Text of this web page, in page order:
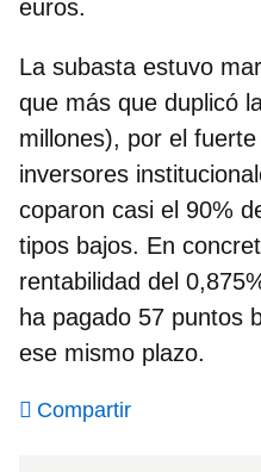
euros.
La subasta estuvo
que más que duplicó
millones), por el
inversores
coparon casi el 90%
tipos bajos. En
rentabilidad del
ha pagado 57 puntos
ese mismo plazo.
Compartir